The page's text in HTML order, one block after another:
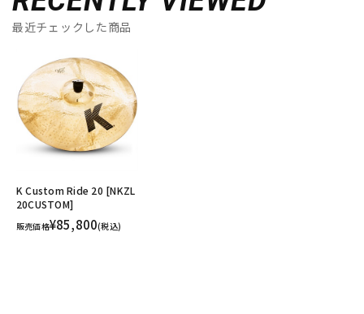
最近チェックした商品
K Custom Ride 20 [NKZL
20CUSTOM]
販売価格¥85,800(税込)